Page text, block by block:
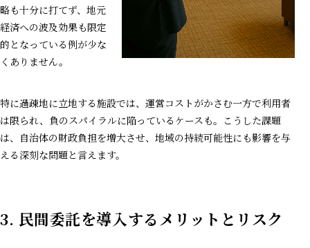
略も十分に打てず、地元
経済への波及効果も限定
的となっている例が少な
くありません。
特に過疎地に立地する施設では、運営コストがかさむ一方で利用者
は限られ、負のスパイラルに陥っているケースも。こうした課題
は、自治体の財政負担を増大させ、地域の持続可能性にも影響を与
える深刻な問題と言えます。
3. 民間委託を導入するメリットとリスク